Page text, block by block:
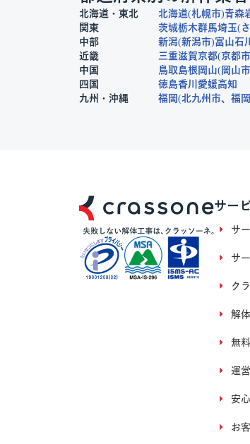
北海道・東北 北海道 札幌市 青森
関東
茨城栃木群馬埼玉
中部
新潟 新潟市 富山石川
近畿
三重滋賀京都 京都市
中国
鳥取 島根 岡山 岡山市
四国
徳島香川 愛媛高知
九州・沖縄
福岡 北九州市 福
サー
サ
サ
ク
解
無
運
安
お